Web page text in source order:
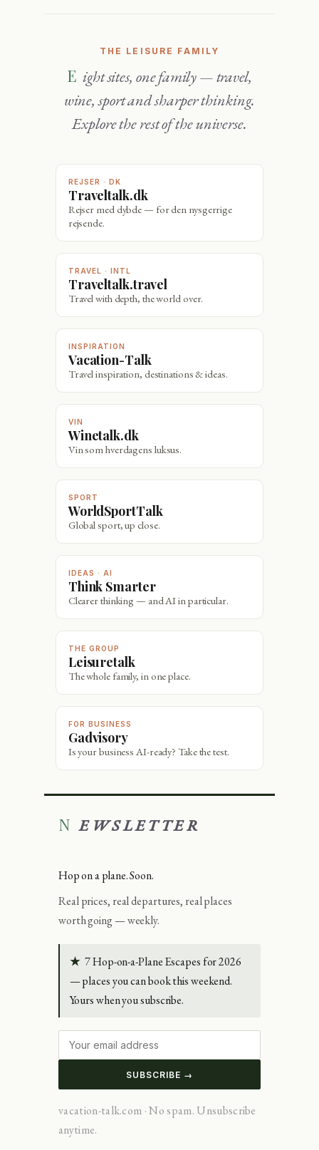
THE LEISURE FAMILY
Eight sites, one family — travel,
wine, sport and sharper thinking.
Explore the rest of the universe.
REJSER · DK
Traveltalk.dk
Rejser med dybde — for den nysgerrige
rejsende.
TRAVEL · INTL
Traveltalk.travel
Travel with depth, the world over.
INSPIRATION
Vacation-Talk
Travel inspiration, destinations & ideas.
VIN
Winetalk.dk
Vin som hverdagens luksus.
SPORT
WorldSportTalk
Global sport, up close.
IDEAS · AI
Think Smarter
Clearer thinking — and AI in particular.
THE GROUP
Leisuretalk
The whole family, in one place.
FOR BUSINESS
Gadvisory
Is your business AI-ready? Take the test.
NEWSLETTER
Hop on a plane. Soon.
Real prices, real departures, real places
worth going — weekly.
★ 7 Hop-on-a-Plane Escapes for 2026
— places you can book this weekend.
Yours when you subscribe.
SUBSCRIBE →
vacation-talk.com · No spam. Unsubscribe
anytime.